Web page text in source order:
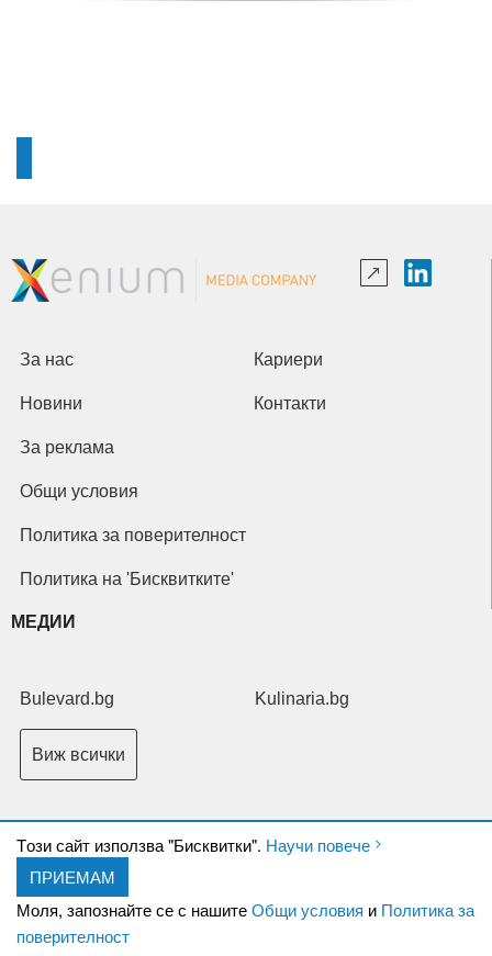
Tози сайт използва "Бисквитки". Научи повече
ПРИЕМАМ
Моля, запознайте се с нашитеОбщи условия и Политика за
поверителност
За нас Кариери
Новини Контакти
За реклама
Общи условия
Политика за поверителност
Политика на 'Бисквитките'
МЕДИИ
Bulevard.bg Kulinaria.bg
Виж всички
Copyright © 2026 Ксениум ООД. Всички права запазени.
XeniumCompany.com